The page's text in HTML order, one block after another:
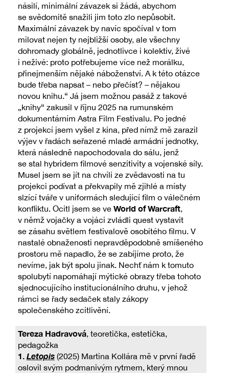
násilí, minimální závazek si žádá, abychom
se svědomitě snažili jim toto zlo nepůsobit.
Maximální závazek by navíc spočíval v tom
milovat nejen ty nejbližší osoby, ale všechny
dohromady globálně, jednotlivce i kolektiv, živé
i neživé: proto potřebujeme více než morálku,
přinejmenším nějaké náboženství. A k této otázce
bude třeba napsat – nebo přečíst? – nějakou
novou knihu.“ Já jsem možnou pasáž z takové
„knihy“ zakusil v říjnu 2025 na rumunském
dokumentárním Astra Film Festivalu. Po jedné
z projekcí jsem vyšel z kina, před nímž mě zarazil
výjev v řadách seřazené mladé armádní jednotky,
která následně napochodovala do sálu, jenž
se stal hybridem filmové senzitivity a vojenské síly.
Musel jsem se jít na chvíli ze zvědavosti na tu
projekci podívat a překvapily mě zjihlé a místy
slzící tváře v uniformách sledující film o válečném
konfliktu. Ocitl jsem se ve World of Warcraft,
v němž vojačky a vojáci zvládli quest vystavit
se zásahu světlem festivalově osobitého filmu. V
nastalé obnaženosti nepravděpodobně smíšeného
prostoru mě napadlo, že se zabíjíme proto, že
nevíme, jak být spolu jinak. Nechť nám k tomuto
spolubytí napomáhají mýtické obrazy třeba tohoto
sjednocujícího institucionálního druhu, v jehož
rámci se řady sedaček staly zákopy
společenského zcitlivění.
Tereza Hadravová, teoretička, estetička,
pedagožka
1. Letopis (2025) Martina Kollára mě v první řadě
oslovil svým podmanivým rytmem, který mnou